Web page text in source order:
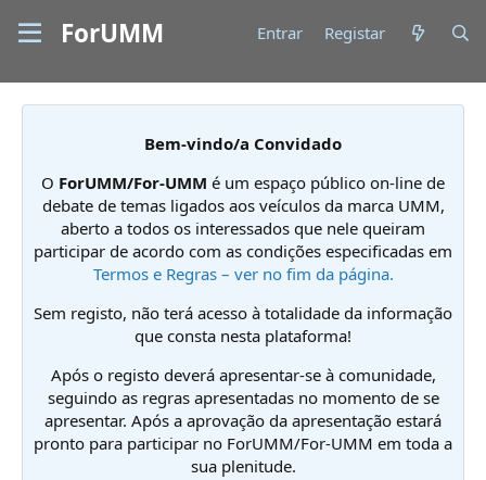
ForUMM Entrar Registar
Bem-vindo/a Convidado
O ForUMM/For-UMM é um espaço público on-line de
debate de temas ligados aos veículos da marca UMM,
aberto a todos os interessados que nele queiram
participar de acordo com as condições especificadas em
Termos e Regras – ver no fim da página.
Sem registo, não terá acesso à totalidade da informação
que consta nesta plataforma!
Após o registo deverá apresentar-se à comunidade,
seguindo as regras apresentadas no momento de se
apresentar. Após a aprovação da apresentação estará
pronto para participar no ForUMM/For-UMM em toda a
sua plenitude.